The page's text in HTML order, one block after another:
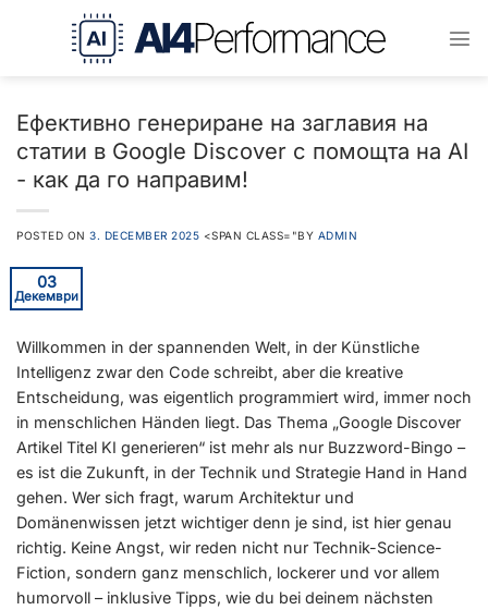
Преминаване
съдържанието
Ефективно генериране на заглавия на
статии в Google Discover с помощта на AI
- как да го направим!
POSTED ON3. DECEMBER 2025 <SPAN CLASS="BY ADMIN
03
Декември
Willkommen in der spannenden Welt, in der Künstliche
Intelligenz zwar den Code schreibt, aber die kreative
Entscheidung, was eigentlich programmiert wird, immer noch
in menschlichen Händen liegt. Das Thema „Google Discover
Artikel Titel KI generieren“ ist mehr als nur Buzzword-Bingo –
es ist die Zukunft, in der Technik und Strategie Hand in Hand
gehen. Wer sich fragt, warum Architektur und
Domänenwissen jetzt wichtiger denn je sind, ist hier genau
richtig. Keine Angst, wir reden nicht nur Technik-Science-
Fiction, sondern ganz menschlich, lockerer und vor allem
humorvoll – inklusive Tipps, wie du bei deinem nächsten